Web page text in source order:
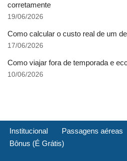
corretamente
19/06/2026
Como calcular o custo real de um
17/06/2026
Como viajar fora de temporada e
10/06/2026
Institucional Passagens aéreas
Bônus (É Grátis)